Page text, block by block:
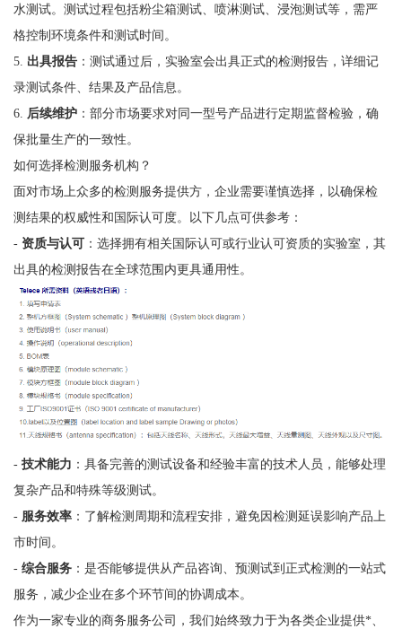
水测试。测试过程包括粉尘箱测试、喷淋测试、浸泡测试等，需严
格控制环境条件和测试时间。
5. 出具报告：测试通过后，实验室会出具正式的检测报告，详细记
录测试条件、结果及产品信息。
6.
后续维护：部分市场要求对同一型号产品进行定期监督检验，确
保批量生产的一致性。
如何选择检测服务机构？
面对市场上众多的检测服务提供方，企业需要谨慎选择，以确保检
测结果的权威性和国际认可度。以下几点可供参考：
- 资质与认可：选择拥有相关国际认可或行业认可资质的实验室，其
出具的检测报告在全球范围内更具通用性。
- 技术能力 ：具备完善的测试设备和经验丰富的技术人员，能够处理
复杂产品和特殊等级测试。
- 服务效率：了解检测周期和流程安排，避免因检测延误影响产品上
市时间。
- 综合服务：是否能够提供从产品咨询、预测试到正式检测的一站式
服务，减少企业在多个环节间的协调成本。
作为一家专业的商务服务公司，我们始终致力于为各类企业提供*、